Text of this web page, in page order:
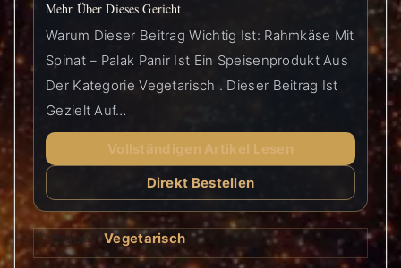
Mehr Über Dieses Gericht
Warum Dieser Beitrag Wichtig Ist: Rahmkäse Mit
Spinat – Palak Panir Ist Ein Speisenprodukt Aus
Der Kategorie Vegetarisch . Dieser Beitrag Ist
Gezielt Auf…
Vollständigen Artikel Lesen
Direkt Bestellen
Category:Vegetarisch